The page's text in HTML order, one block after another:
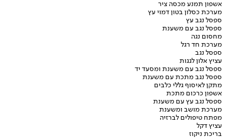
אשפון תמנע מכסה ציר
מערכת כסלון בטון דמוי עץ
ספסל נגב עץ
ספסל נגב עם משענת
מחסום נגה
מערכת חד רגל
ספסל נגב
עציץ אלון לגגות
ספסל נגב עם משענת ומסעד יד
ספסל נגב מתכת עם משענת
מתקן לאיסוף גללי כלבים
אשפון כרכום מתכת
ספסל נגב עץ עם משענת
מערכת מושב ומשענת
מפתח טיפולים לברזיה
עציץ דקל
בריכת ניקוז